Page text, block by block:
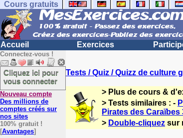
Cours gratuits
Accueil Exercices
Connectez-vous !
Cliquez ici pour
vous connecter
Nouveau compte
Des millions de
comptes créés sur
nos sites
100% gratuit !
[Avantages]
Tests / Quiz / Quizz de culture
> Plus de cours &
> Tests similaires : -
Pirates des Caraïbes
> Double-cliquez sur